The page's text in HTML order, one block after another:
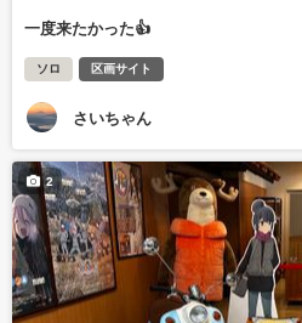
一度来たかった👍
ソロ 区画サイト
さいちゃん
2